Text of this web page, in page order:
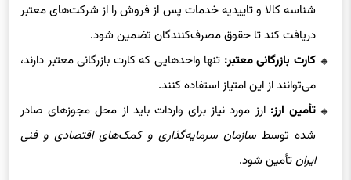
شناسه کالا و تاییدیه خدمات پس از فروش را از شرکت‌های معتبر
دریافت کند تا حقوق مصرف‌کنندگان تضمین شود.
کارت بازرگانی معتبر: تنها واحدهایی که کارت بازرگانی معتبر دارند،
می‌توانند از این امتیاز استفاده کنند.
تأمین ارز: ارز مورد نیاز برای واردات باید از محل مجوزهای صادر
شده توسطسازمان سرمایه‌گذاری و کمک‌های اقتصادی و فنی
ایرانتأمین شود.